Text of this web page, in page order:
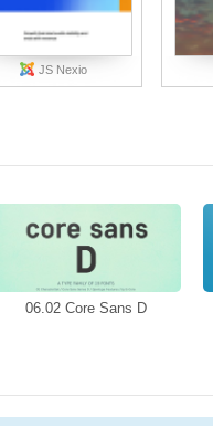
JS Nexio
06.02 Core Sans D